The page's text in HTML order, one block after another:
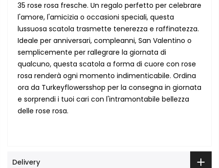
35 rose rosa fresche. Un regalo perfetto per celebrare
l'amore, l'amicizia o occasioni speciali, questa
lussuosa scatola trasmette tenerezza e raffinatezza.
Ideale per anniversari, compleanni, San Valentino o
semplicemente per rallegrare la giornata di
qualcuno, questa scatola a forma di cuore con rose
rosa renderà ogni momento indimenticabile. Ordina
ora da Turkeyflowersshop per la consegna in giornata
e sorprendi i tuoi cari con l'intramontabile bellezza
delle rose rosa.
Delivery